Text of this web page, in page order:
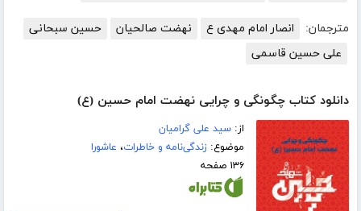
مترجمان: انصار امام مهدی ع نهضت صالحیان
حسین سبحانی
علی حسین قاسمی
دانلود کتاب چگونگی و چرایی نهضت امام حسین (ع)
از:سید علی گرامیان
موضوع:زندگی‌نامه و خاطرات، عاشورا
۱۳۶ صفحه